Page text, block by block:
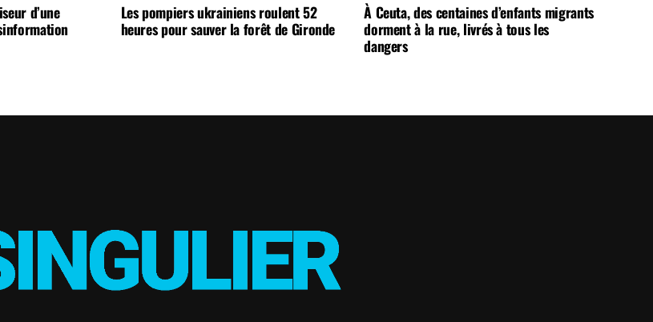
d’une
Les pompiers ukrainiens roulent 52
heures pour sauver la forêt de Gironde
À Ceuta, des centaines d’enfants migrants
dorment à la rue, livrés à tous les
dangers